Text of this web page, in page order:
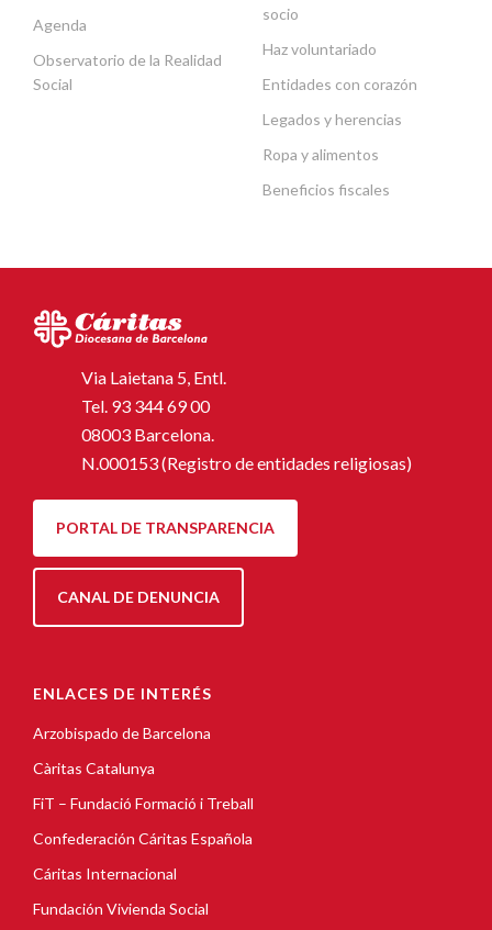
Agenda
Observatorio de la Realidad
Social
socio
Haz voluntariado
Entidades con corazón
Legados y herencias
Ropa y alimentos
Beneficios fiscales
Via Laietana 5, Entl.
Tel. 93 344 69 00
08003 Barcelona.
N.000153 (Registro de entidades religiosas)
PORTAL DE TRANSPARENCIA
CANAL DE DENUNCIA
ENLACES DE INTERÉS
Arzobispado de Barcelona
Càritas Catalunya
FiT – Fundació Formació i Treball
Confederación Cáritas Española
Cáritas Internacional
Fundación Vivienda Social